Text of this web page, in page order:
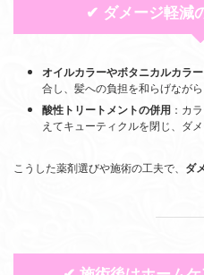
✔ ダメージ軽減
オイルカラーやボタニカルカラー
合し、髪への負担を和らげなが
酸性トリートメントの併用 ：カ
えてキューティクルを閉じ、ダ
こうした薬剤選びや施術の工夫で、 ダ